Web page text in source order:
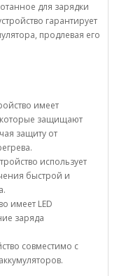
для зарядки
гарантирует
продлевая его
имеет
которые защищают
защиту от
использует
быстрой и
имеет LED
заряда
совместимо с